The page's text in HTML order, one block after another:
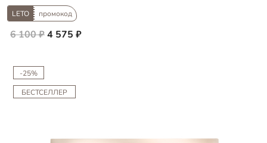
LETO промокод
6 100 ₽4 575 ₽
-25%
БЕСТСЕЛЛЕР